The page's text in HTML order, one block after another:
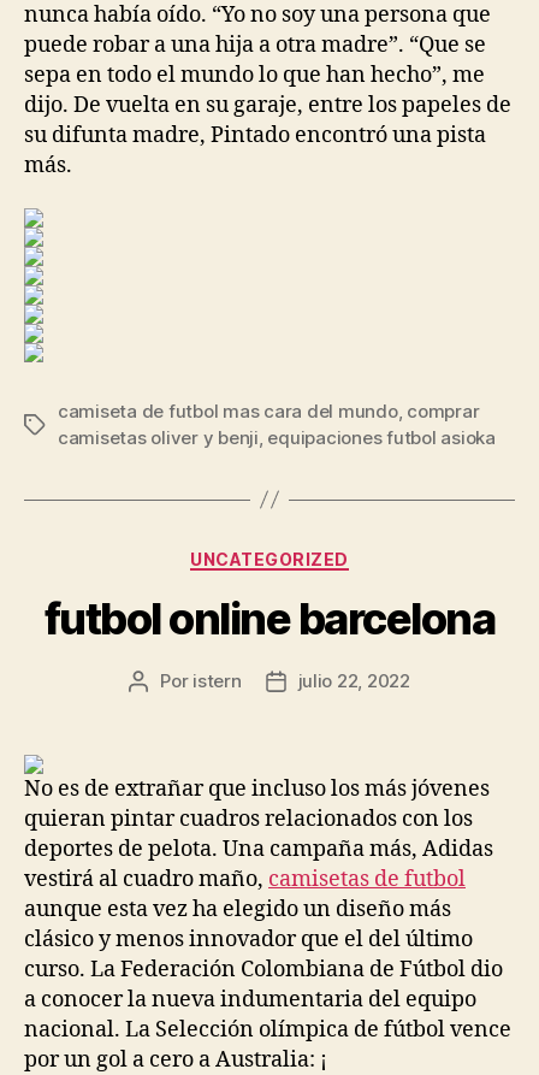
nunca había oído. “Yo no soy una persona que
puede robar a una hija a otra madre”. “Que se
sepa en todo el mundo lo que han hecho”, me
dijo. De vuelta en su garaje, entre los papeles de
su difunta madre, Pintado encontró una pista
más.
Etiquetas
camiseta de futbol mas cara del mundo, comprar
camisetas oliver y benji equipaciones futbol asioka
Categorías
UNCATEGORIZED
futbol online barcelona
Autor
Por istern
Fechajulio 22, 2022
No es de extrañar que incluso los más jóvenes
quieran pintar cuadros relacionados con los
deportes de pelota. Una campaña más, Adidas
vestirá al cuadro maño, camisetas de futbol
aunque esta vez ha elegido un diseño más
clásico y menos innovador que el del último
curso. La Federación Colombiana de Fútbol dio
a conocer la nueva indumentaria del equipo
nacional. La Selección olímpica de fútbol vence
por un gol a cero a Australia: ¡